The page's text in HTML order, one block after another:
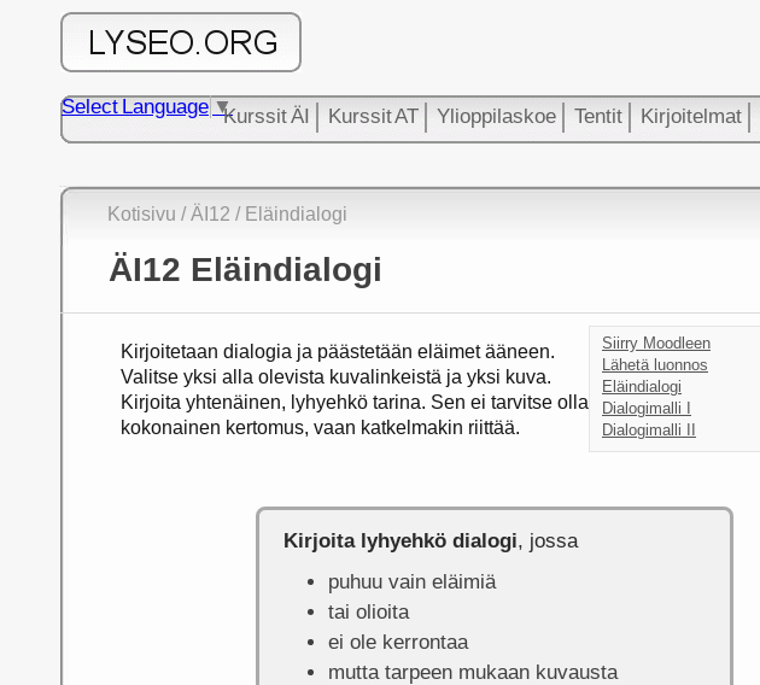
Kurssit ÄI Kurssit AT Ylioppilaskoe Tentit Kirjoitelmat
Select Language ▼
Kotisivu / ÄI12 / Eläindialogi
ÄI12 Eläindialogi
Siirry Moodleen
Lähetä luonnos
Eläindialogi
Dialogimalli I
Dialogimalli II
Kirjoitetaan dialogia ja päästetään eläimet ääneen.
Valitse yksi alla olevista kuvalinkeistä ja yksi kuva.
Kirjoita yhtenäinen, lyhyehkö tarina. Sen ei tarvitse olla
kokonainen kertomus, vaan katkelmakin riittää.
Kirjoita lyhyehkö dialogi, jossa
puhuu vain eläimiä
tai olioita
ei ole kerrontaa
mutta tarpeen mukaan kuvausta